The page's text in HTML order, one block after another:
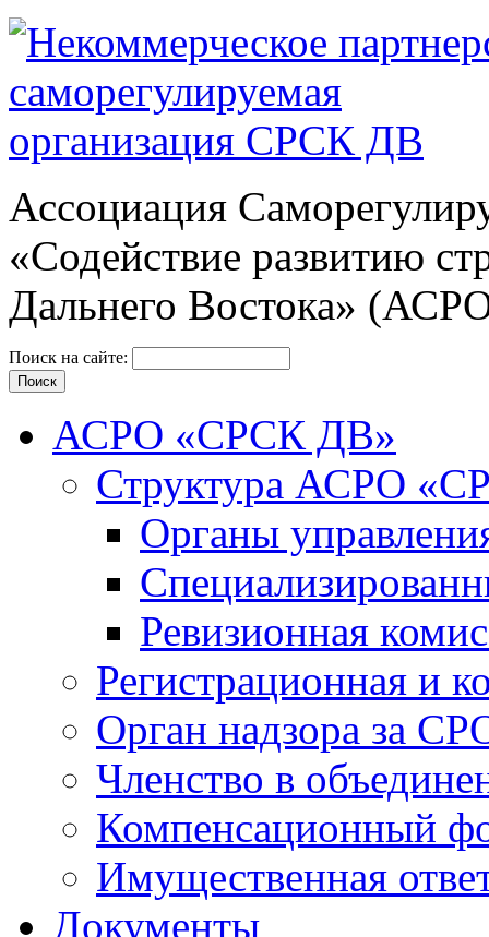
Ассоциация
«Содействие развитию
Дальнего Востока»
Поиск на сайте:
АСРО «СРСК ДВ»
Структура АСРО
Органы
Ревизионная
Регистрационная и
Орган надзора за
Членство в
Компенсационный
Имущественная
Документы